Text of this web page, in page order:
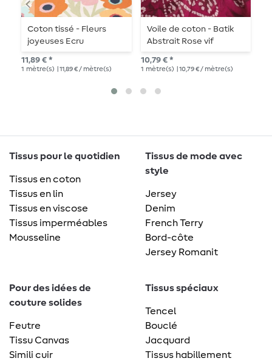
Coton tissé - Fleurs
joyeuses Ecru
11,89 € *
1 mètre(s) | 11,89 € / mètre(s)
Voile de coton - Batik
Abstrait Rose vif
10,79 € *
1 mètre(s) | 10,79 € / mètre(s)
Tissus pour le quotidien
Tissus en coton
Tissus en lin
Tissus en viscose
Tissus imperméables
Mousseline
Tissus de mode avec
style
Jersey
Denim
French Terry
Bord-côte
Jersey Romanit
Pour des idées de
couture solides
Feutre
Tissu Canvas
Simili cuir
Tissus spéciaux
Tencel
Bouclé
Jacquard
Tissus habillement